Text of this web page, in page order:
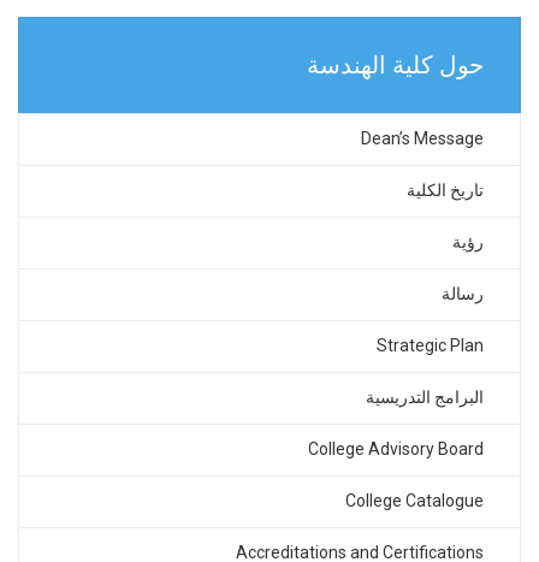
حول كلية الهندسة
Dean’s Message
تاريخ الكلية
رؤﯾﺔ
رﺳﺎﻟﺔ
Strategic Plan
البرامج التدريسية
College Advisory Board
College Catalogue
Accreditations and Certifications